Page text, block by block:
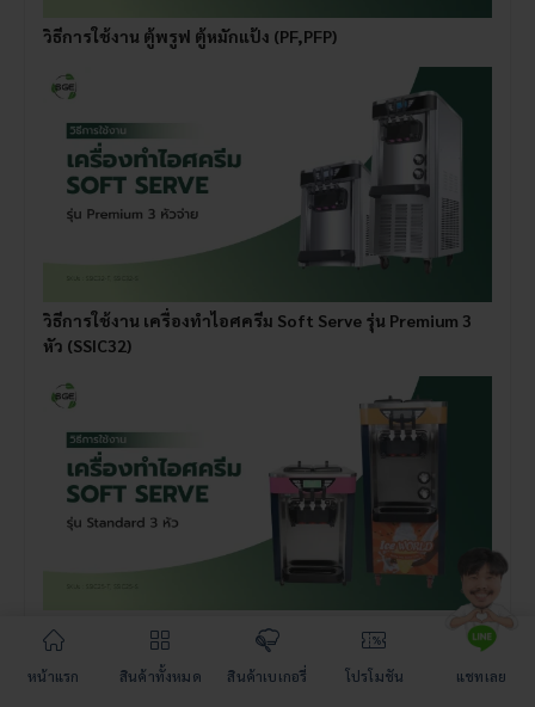
วิธีการใช้งาน ตู้พรูฟ ตู้หมักแป้ง (PF,PFP)
วิธีการใช้งาน เครื่องทําไอศครีม Soft Serve รุ่น Premium 3
หัว (SSIC32)
วิธีการใช้งาน เครื่องทําไอศครีม Soft Serve รุ่น Standard 3
หัว (SSIC25)
หน้าแรก สินค้าทั้งหมด สินค้าเบเกอรี่ โปรโมชัน แชทเลย